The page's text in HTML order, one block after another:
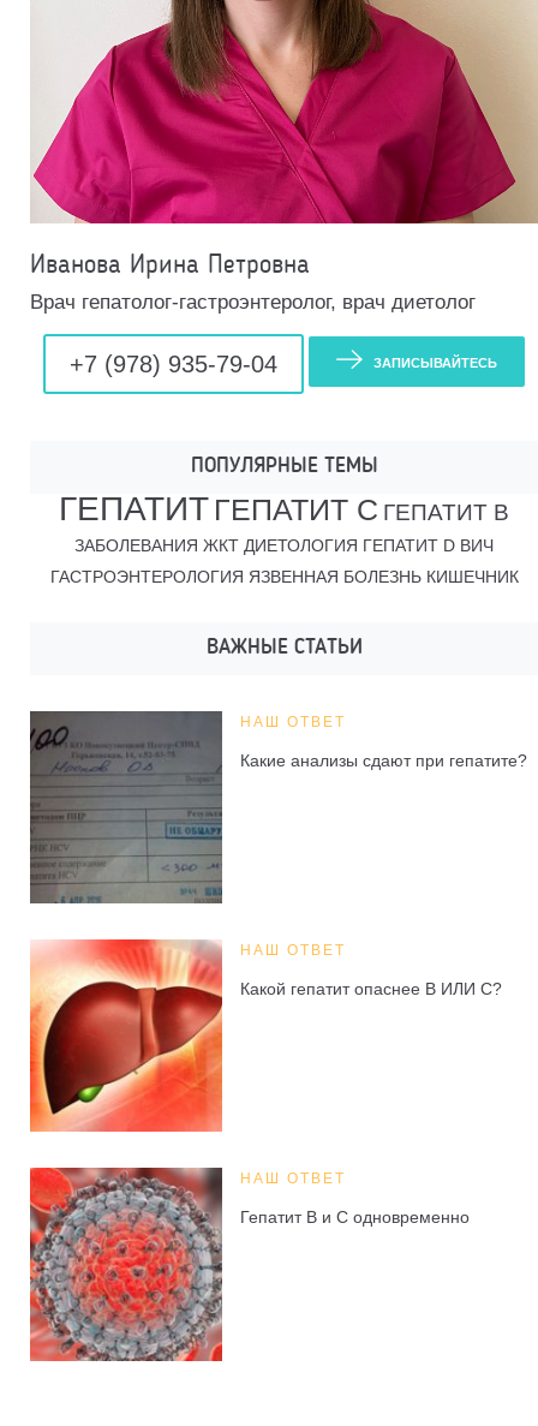
Иванова Ирина Петровна
Врач гепатолог-гастроэнтеролог, врач диетолог
+7 (978) 935-79-04 ЗАПИСЫВАЙТЕСЬ
ПОПУЛЯРНЫЕ ТЕМЫ
ГЕПАТИТ ГЕПАТИТ С ГЕПАТИТ В
ЗАБОЛЕВАНИЯ ЖКТ ДИЕТОЛОГИЯ ГЕПАТИТ D ВИЧ
ГАСТРОЭНТЕРОЛОГИЯ ЯЗВЕННАЯ БОЛЕЗНЬ КИШЕЧНИК
ВАЖНЫЕ СТАТЬИ
НАШ ОТВЕТ
Какие анализы сдают при гепатите?
НАШ ОТВЕТ
Какой гепатит опаснее В ИЛИ С?
НАШ ОТВЕТ
Гепатит В и С одновременно